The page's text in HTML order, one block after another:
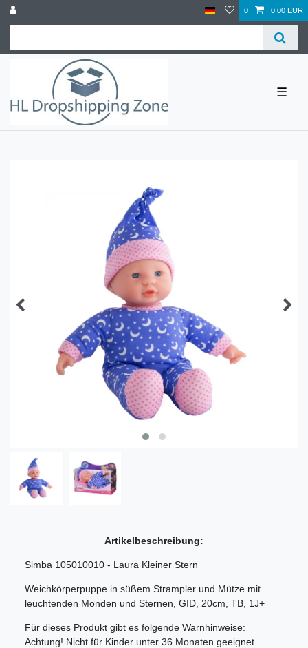
0 0,00 EUR
☰
Artikelbeschreibung:
Simba 105010010 - Laura Kleiner Stern
Weichkörperpuppe in süßem Strampler und Mütze mit
leuchtenden Monden und Sternen, GID, 20cm, TB, 1J+
Für dieses Produkt gibt es folgende Warnhinweise:
Achtung! Nicht für Kinder unter 36 Monaten geeignet